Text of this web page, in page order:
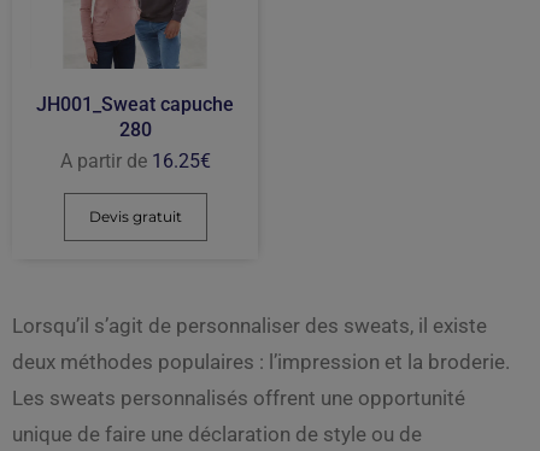
JH001_Sweat capuche
280
A partir de 16.25€
Devis gratuit
Lorsqu’il s’agit de personnaliser des sweats, il existe
deux méthodes populaires : l’impression et la broderie.
Les sweats personnalisés offrent une opportunité
unique de faire une déclaration de style ou de